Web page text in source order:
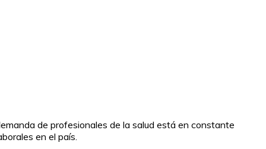
de profesionales de la salud está en constante
en el país.